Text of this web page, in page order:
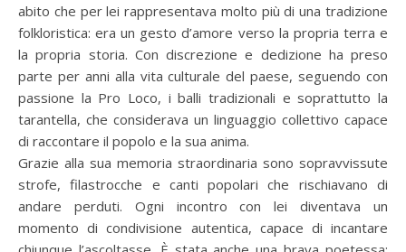
abito che per lei rappresentava molto più di una tradizione
folkloristica: era un gesto d’amore verso la propria terra e
la propria storia. Con discrezione e dedizione ha preso
parte per anni alla vita culturale del paese, seguendo con
passione la Pro Loco, i balli tradizionali e soprattutto la
tarantella, che considerava un linguaggio collettivo capace
di raccontare il popolo e la sua anima.
Grazie alla sua memoria straordinaria sono sopravvissute
strofe, filastrocche e canti popolari che rischiavano di
andare perduti. Ogni incontro con lei diventava un
momento di condivisione autentica, capace di incantare